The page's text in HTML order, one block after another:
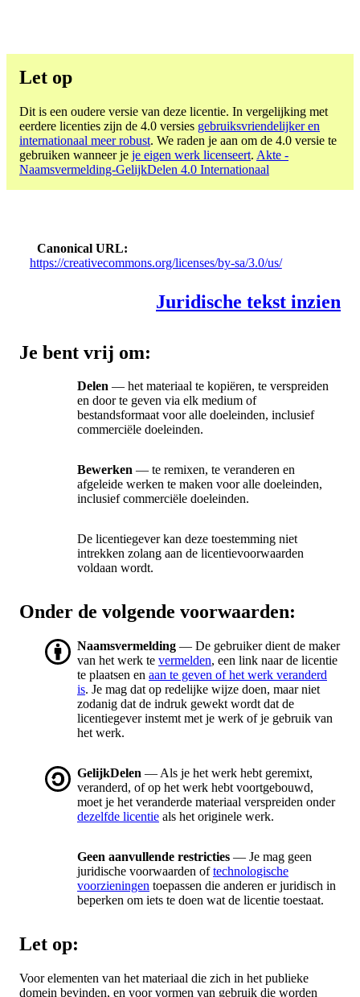
Let op
Dit is een oudere versie van deze licentie. In vergelijking met
eerdere licenties zijn de 4.0 versies gebruiksvriendelijker en
internationaal meer robust. We raden je aan om de 4.0 versie te
gebruiken wanneer je je eigen werk licenseert. Akte -
Naamsvermelding-GelijkDelen 4.0 Internationaal
Canonical URL
https://creativecommons.org/licenses/by-sa/3.0/us/
Juridische tekst inzien
Je bent vrij om:
Delen — het materiaal te kopiëren, te verspreiden
en door te geven via elk medium of
bestandsformaat voor alle doeleinden, inclusief
commerciële doeleinden.
Bewerken — te remixen, te veranderen en
afgeleide werken te maken voor alle doeleinden,
inclusief commerciële doeleinden.
De licentiegever kan deze toestemming niet
intrekken zolang aan de licentievoorwaarden
voldaan wordt.
Onder de volgende voorwaarden:
Naamsvermelding — De gebruiker dient de maker
van het werk te vermelden, een link naar de licentie
te plaatsen en aan te geven of het werk veranderd
is. Je mag dat op redelijke wijze doen, maar niet
zodanig dat de indruk gewekt wordt dat de
licentiegever instemt met je werk of je gebruik van
het werk.
GelijkDelen — Als je het werk hebt geremixt,
veranderd, of op het werk hebt voortgebouwd,
moet je het veranderde materiaal verspreiden onder
dezelfde licentie als het originele werk.
Geen aanvullende restricties — Je mag geen
juridische voorwaarden oftechnologische
voorzieningen toepassen die anderen er juridisch in
beperken om iets te doen wat de licentie toestaat.
Let op:
Voor elementen van het materiaal die zich in het publieke
domein bevinden, en voor vormen van gebruik die worden